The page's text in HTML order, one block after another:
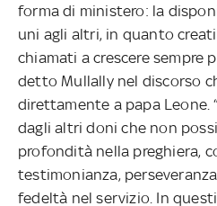
forma di ministero: la
uni agli altri, in quanto
chiamati a crescere sempre
detto Mullally nel discorso
direttamente a papa Leone.
dagli altri doni che non
profondità nella preghiera,
testimonianza,
fedeltà nel servizio. In